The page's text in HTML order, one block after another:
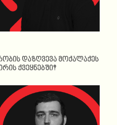
დაზღვევა მოქალაქეს
ქვეყნებში?